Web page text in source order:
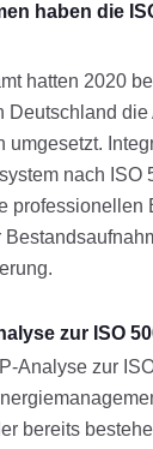
haben die
hatten 2020
Deutschland
umgesetzt.
nach ISO
professionellen
zur ISO
Analyse zur
bereits